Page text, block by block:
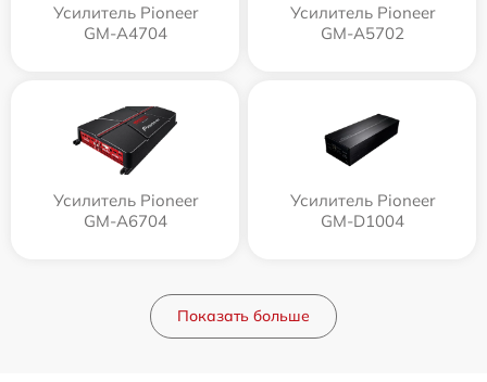
Усилитель Pioneer
GM-A4704
Усилитель Pioneer
GM-A5702
Усилитель Pioneer
GM-A6704
Усилитель Pioneer
GM-D1004
Показать больше